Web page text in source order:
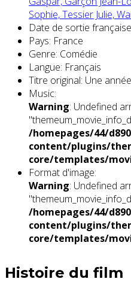
Sophie,Tessier Julie,
Date de sortie
Pays: France
Genre: Comédie
Langue: Français
Titre original: Une
Music:
Warning: Undefined
/homepages/44/
content/plugins/
core/templates/
Format d'image:
Warning: Undefined
/homepages/44/
content/plugins/
core/templates/
Histoire du film